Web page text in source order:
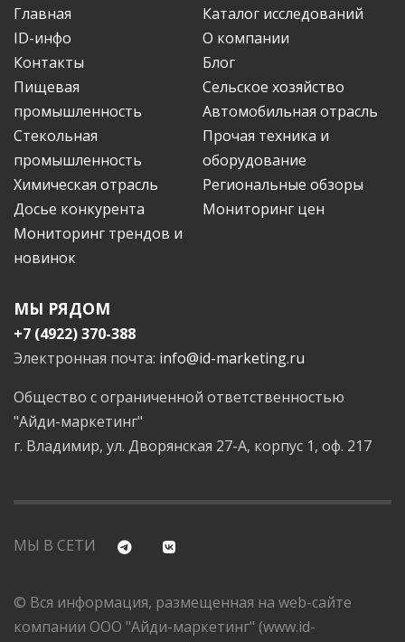
Главная
Каталог исследований
ID-инфо
О компании
Контакты
Блог
Пищевая
промышленность
Сельское хозяйство
Автомобильная отрасль
Стекольная
промышленность
Прочая техника и
оборудование
Химическая отрасль
Региональные обзоры
Досье конкурента
Мониторинг цен
Мониторинг трендов и
новинок
МЫ РЯДОМ
+7 (4922) 370-388
Электронная почта: info@id-marketing.ru
Общество с ограниченной ответственностью
"Айди-маркетинг"
г. Владимир, ул. Дворянская 27-А, корпус 1, оф. 217
МЫ В СЕТИ
© Вся информация, размещенная на web-сайте
компании ООО "Айди-маркетинг" (www.id-